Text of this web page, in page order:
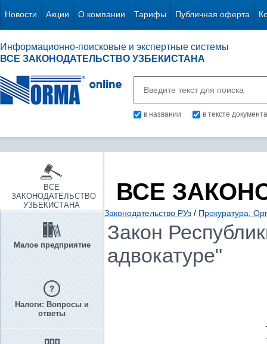
Новости Акции О компании Тарифы Публичная оферта
Информационно-поисковые и экспертные системы
ВСЕ ЗАКОНОДАТЕЛЬСТВО УЗБЕКИСТАНА
в названии в тексте документа
ВСЕ
ЗАКОНОДАТЕЛЬСТВО
УЗБЕКИСТАНА
Малое предприятие
Налоги: Вопросы и
ответы
ВСЕ
Законодательство РУз / Прокуратура.
Закон
адвокатуре"